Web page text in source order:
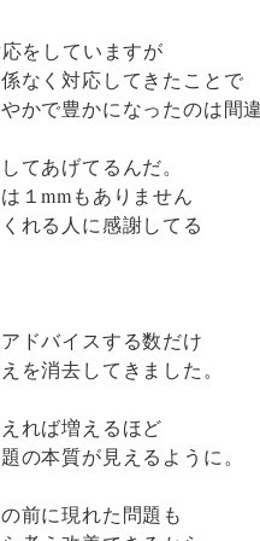
をしていますが
なく対応してきたことで
かで豊かになったのは間
てあげてるんだ。
１mmもありません
れる人に感謝してる
ドバイスする数だけ
を消去してきました。
れば増えるほど
の本質が見えるように。
前に現れた問題も